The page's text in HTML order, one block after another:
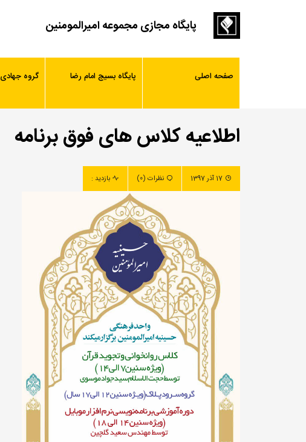
پایگاه مجازی مجموعه امیرالمومنین
صفحه اصلی پایگاه بسیج امام رضا گروه جهادی
اطلاعیه کلاس های فوق برنامه
17 آذر 1397 نظرات (0) بازدید :